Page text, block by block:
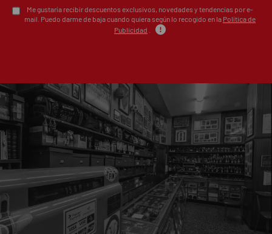
Me gustaría recibir descuentos exclusivos, novedades y tendencias por e-
mail. Puedo darme de baja cuando quiera según lo recogido en la Política de
Publicidad